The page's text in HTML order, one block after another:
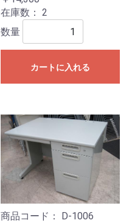
在庫数： 2
数量
カートに入れる
商品コード：
D-1006